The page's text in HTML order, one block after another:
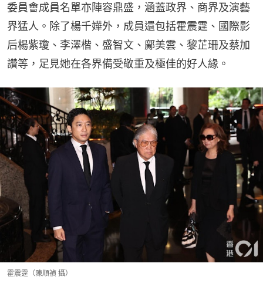
委員會成員名單亦陣容鼎盛，涵蓋政界、商界及演藝
界猛人。除了楊千嬅外，成員還包括霍震霆、國際影
后楊紫瓊、李澤楷、盛智文、鄺美雲、黎芷珊及蔡加
讚等，足見她在各界備受敬重及極佳的好人緣。
霍震霆（陳順禎 攝）